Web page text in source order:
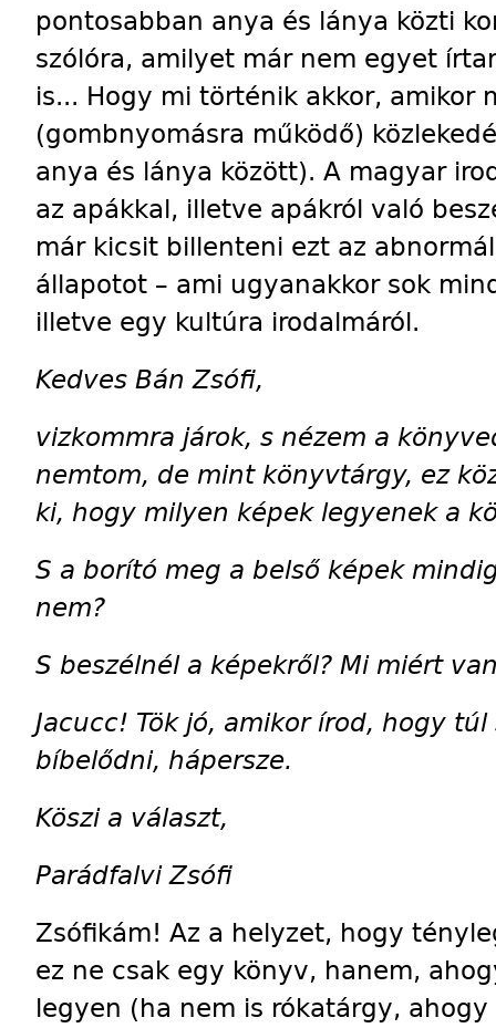
pontosabban anya és lánya közti
szólóra, amilyet már nem egyet
is... Hogy mi történik akkor, amikor
(gombnyomásra működő)
anya és lánya között). A magyar
az apákkal, illetve apákról való
már kicsit billenteni ezt az
állapotot – ami ugyanakkor sok
illetve egy kultúra irodalmáról.
Kedves Bán Zsófi,
vizkommra járok, s nézem a
nemtom, de mint könyvtárgy, ez
ki, hogy milyen ké­pek legyenek a
S a borító meg a belső képek
nem?
S beszélnél a képekről? Mi miért
Jacucc! Tök jó, amikor írod, hogy
bíbelődni, hápersze.
Köszi a választ,
Parádfalvi Zsófi
Zsófikám! Az a helyzet, hogy
ez ne csak egy könyv, hanem,
legyen (ha nem is rókatárgy,